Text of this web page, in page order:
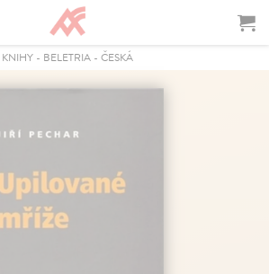
KNIHY - BELETRIA - ČESKÁ